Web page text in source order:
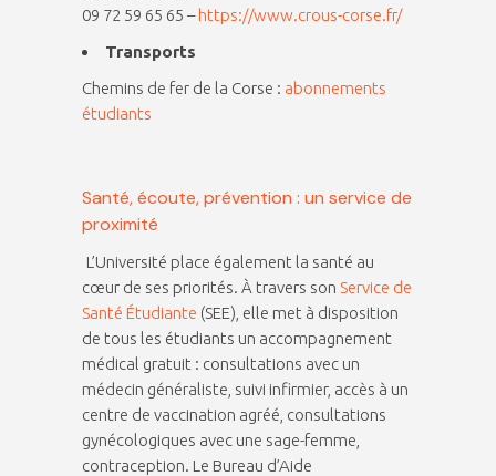
09 72 59 65 65 –https://www.crous-corse.fr/
Transports
Chemins de fer de la Corse : abonnements
étudiants
Santé, écoute, prévention : un service de
proximité
L’Université place également la santé au
cœur de ses priorités. À travers son Service de
Santé Étudiante (SEE), elle met à disposition
de tous les étudiants un accompagnement
médical gratuit : consultations avec un
médecin généraliste, suivi infirmier, accès à un
centre de vaccination agréé, consultations
gynécologiques avec une sage-femme,
contraception. Le Bureau d’Aide